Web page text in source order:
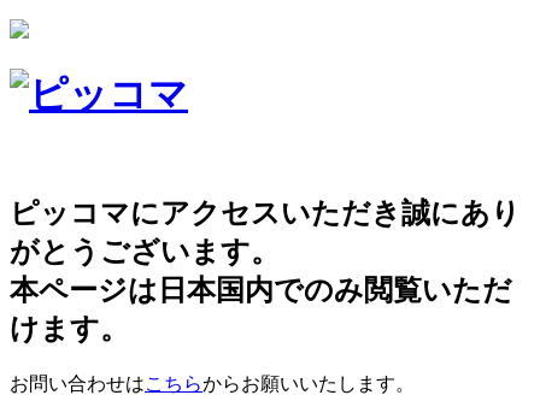
ピッコマにアクセスいただき誠にあり
がとうございます。
本ページは日本国内でのみ閲覧いただ
けます。
お問い合わせはこちらからお願いいたします。